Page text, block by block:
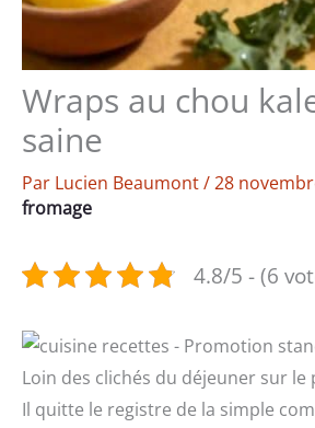
Wraps au chou
saine
Par Lucien Beaumont/28
fromage
4.8/5 - (6
Loin des clichés du déjeuner sur
Il quitte le registre de la simple